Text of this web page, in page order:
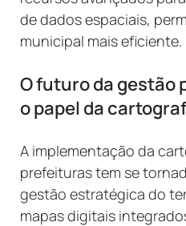
de dados espaciais,
municipal mais eficiente.
O futuro da gestão
o papel da
A implementação da
prefeituras tem se
gestão estratégica do
mapas digitais